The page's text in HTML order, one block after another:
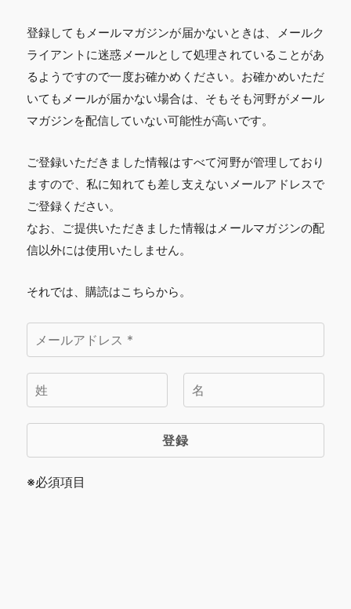
登録してもメールマガジンが届かないときは、メールク
ライアントに迷惑メールとして処理されていることがあ
るようですので一度お確かめください。お確かめいただ
いてもメールが届かない場合は、そもそも河野がメール
マガジンを配信していない可能性が高いです。
ご登録いただきました情報はすべて河野が管理しており
ますので、私に知れても差し支えないメールアドレスで
ご登録ください。
なお、ご提供いただきました情報はメールマガジンの配
信以外には使用いたしません。
それでは、購読はこちらから。
※必須項目